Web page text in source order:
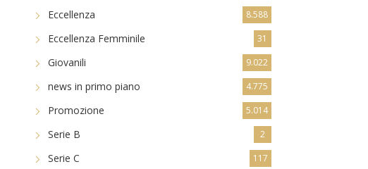
Eccellenza 8.588
Eccellenza Femminile 31
Giovanili 9.022
news in primo piano 4.775
Promozione 5.014
Serie B 2
Serie C 117